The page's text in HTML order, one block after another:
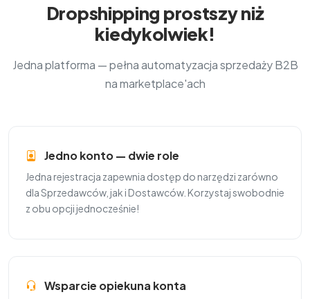
Dropshipping prostszy niż
kiedykolwiek!
Jedna platforma — pełna automatyzacja sprzedaży B2B
na marketplace'ach
Jedno konto — dwie role
Jedna rejestracja zapewnia dostęp do narzędzi zarówno
dla Sprzedawców, jak i Dostawców. Korzystaj swobodnie
z obu opcji jednocześnie!
Wsparcie opiekuna konta